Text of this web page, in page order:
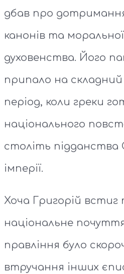
дбав про
канонів та
духовенства. Його
припало на
період, коли греки
національного
століть підданства
імперії.
Хоча Григорій
національне почуття
правління було
втручання інших